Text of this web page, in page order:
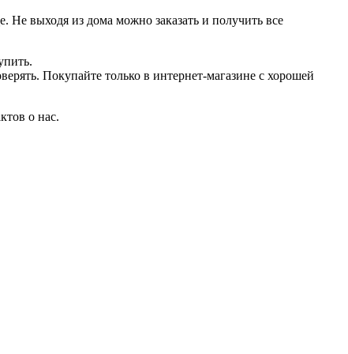
Не выходя из дома можно заказать и получить все
Покупайте только в интернет-магазине с хорошей
о нас.